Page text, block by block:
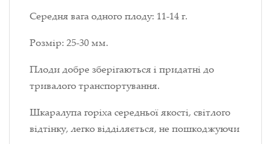
Середня вага одного плоду: 11-14 г.
Розмір: 25-30 мм.
Плоди добре зберігаються і придатні до
тривалого транспортування.
Шкаралупа горіха середньої якості, світлого
відтінку, легко відділяється, не пошкоджуючи